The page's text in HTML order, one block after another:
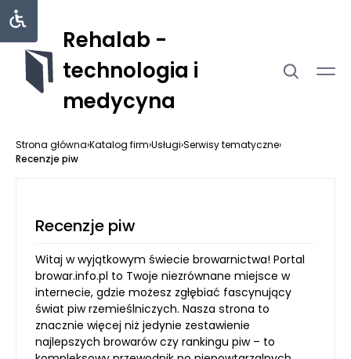
Rehalab -
technologia i
medycyna
Strona główna›Katalog firm›Usługi›Serwisy tematyczne›
Recenzje piw
Recenzje piw
Witaj w wyjątkowym świecie browarnictwa! Portal
browar.info.pl to Twoje niezrównane miejsce w
internecie, gdzie możesz zgłębiać fascynujący
świat piw rzemieślniczych. Nasza strona to
znacznie więcej niż jedynie zestawienie
najlepszych browarów czy rankingu piw – to